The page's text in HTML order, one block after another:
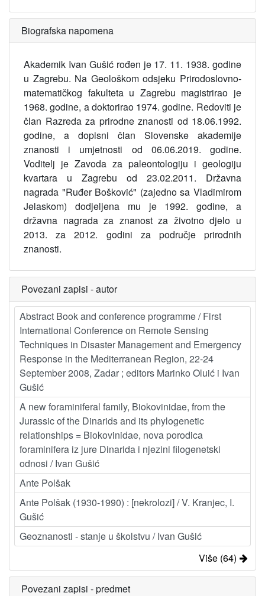
Biografska napomena
Akademik Ivan Gušić rođen je 17. 11. 1938. godine
u Zagrebu. Na Geološkom odsjeku Prirodoslovno-
matematičkog fakulteta u Zagrebu magistrirao je
1968. godine, a doktorirao 1974. godine. Redoviti je
član Razreda za prirodne znanosti od 18.06.1992.
godine, a dopisni član Slovenske akademije
znanosti i umjetnosti od 06.06.2019. godine.
Voditelj je Zavoda za paleontologiju i geologiju
kvartara u Zagrebu od 23.02.2011. Državna
nagrada "Ruđer Bošković" (zajedno sa Vladimirom
Jelaskom) dodjeljena mu je 1992. godine, a
državna nagrada za znanost za životno djelo u
2013. za 2012. godini za područje prirodnih
znanosti.
Povezani zapisi - autor
Abstract Book and conference programme / First
International Conference on Remote Sensing
Techniques in Disaster Management and Emergency
Response in the Mediterranean Region, 22-24
September 2008, Zadar ; editors Marinko Oluić i Ivan
Gušić
A new foraminiferal family, Biokovinidae, from the
Jurassic of the Dinarids and its phylogenetic
relationships = Biokovinidae, nova porodica
foraminifera iz jure Dinarida i njezini filogenetski
odnosi / Ivan Gušić
Ante Polšak
Ante Polšak (1930-1990) : [nekrolozi] / V. Kranjec, I.
Gušić
Geoznanosti - stanje u školstvu / Ivan Gušić
Više (64)
Povezani zapisi - predmet